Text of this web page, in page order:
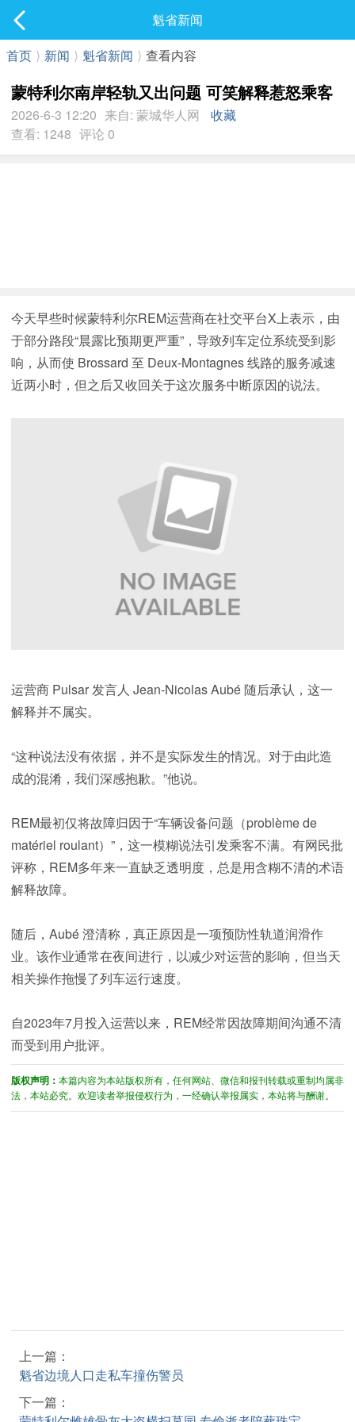
最新发表
魁省新闻
首页 ⟩ 新闻 ⟩ 魁省新闻 ⟩ 查看内容
蒙特利尔南岸轻轨又出问题 可笑解释惹怒乘客
2026-6-3 12:20 来自: 蒙城华人网
收藏
查看: 1248 评论 0
今天早些时候蒙特利尔REM运营商在社交平台X上表示，由
于部分路段“晨露比预期更严重”，导致列车定位系统受到影
响，从而使 Brossard 至 Deux-Montagnes 线路的服务减速
近两小时，但之后又收回关于这次服务中断原因的说法。
运营商 Pulsar 发言人 Jean-Nicolas Aubé 随后承认，这一
解释并不属实。
“这种说法没有依据，并不是实际发生的情况。对于由此造
成的混淆，我们深感抱歉。”他说。
REM最初仅将故障归因于“车辆设备问题（problème de
matériel roulant）”，这一模糊说法引发乘客不满。有网民批
评称，REM多年来一直缺乏透明度，总是用含糊不清的术语
解释故障。
随后，Aubé 澄清称，真正原因是一项预防性轨道润滑作
业。该作业通常在夜间进行，以减少对运营的影响，但当天
相关操作拖慢了列车运行速度。
自2023年7月投入运营以来，REM经常因故障期间沟通不清
而受到用户批评。
版权声明： 本篇内容为本站版权所有，任何网站、微信和报刊转载或重制均属非
法，本站必究。欢迎读者举报侵权行为，一经确认举报属实，本站将与酬谢。
上一篇：
魁省边境人口走私车撞伤警员
下一篇：